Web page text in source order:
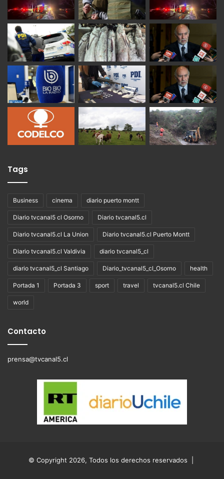
Tags
Business cinema diario puerto montt
Diario tvcanal5 cl Osorno Diario tvcanal5.cl
Diario tvcanal5.cl La Union Diario tvcanal5.cl Puerto Montt
Diario tvcanal5.cl Valdivia diario tvcanal5_cl
diario tvcanal5_cl Santiago Diario_tvcanal5_cl_Osorno health
Portada 1 Portada 3 sport travel tvcanal5.cl Chile
world
Contacto
prensa@tvcanal5.cl
© Copyright 2026, Todos los derechos reservados |